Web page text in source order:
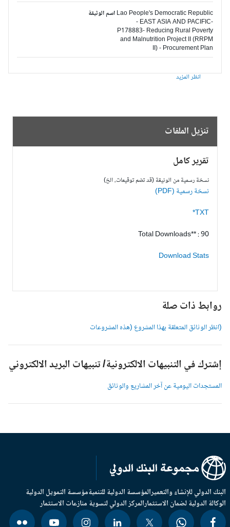
اسم الوثيقةLao People's Democratic Republic
- EAST ASIA AND PACIFIC-
P178883- Reducing Rural Poverty
and Malnutrition Project II (RRPM
II) - Procurement Plan
انظر المزيد
تنزيل الملفات
تقرير كامل
نسخة رسمية من الوثيقة (قد تضم توقيعات، الخ)
نسخة رسمية (PDF)
TXT*
Total Downloads** : 90
Download Stats
روابط ذات صلة
(انظر الوثائق المتعلقة بهذا المشروع (هذه المشروعات
إشترك في التنبيهات الالكترونية/ تنبيهات البريد الالكتروني
المستجدات اليومية عن آخر المشاريع والوثائق
الدولي للإنشاء والتعميرالمؤسسة الدولية للتنميةمؤسسة التمويل الدولية
الدولية لضمان الاستثمارالمركز الدولي لتسوية منازعات الاستثمار